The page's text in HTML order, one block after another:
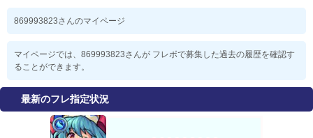
869993823さんのマイページ
マイページでは、869993823さんが フレボで募集した過去の履歴を確認す
ることができます。
最新のフレ指定状況